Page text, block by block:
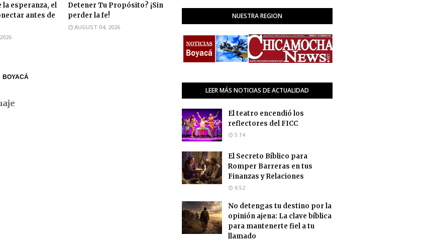
la esperanza, el
antes de
Detener Tu Propósito? ¡Sin
perder la fe!
AUGUST 04, 2026
BOYACÁ
NUESTRA REGION
LEER MÁS NOTICIAS DE ACTUALIDAD
El teatro encendió los
reflectores del FICC
5:14
El Secreto Bíblico para
Romper Barreras en tus
Finanzas y Relaciones
6:52
No detengas tu destino por la
opinión ajena: La clave bíblica
para mantenerte fiel a tu
llamado